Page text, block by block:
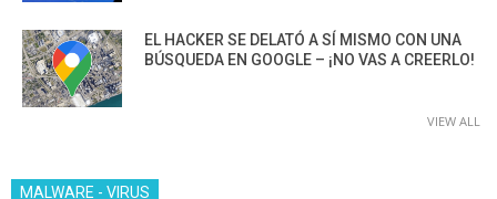
EL HACKER SE DELATÓ A SÍ MISMO CON UNA
BÚSQUEDA EN GOOGLE – ¡NO VAS A CREERLO!
VIEW ALL
MALWARE - VIRUS